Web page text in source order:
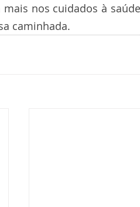
mais nos cuidados à saúde
caminhada.